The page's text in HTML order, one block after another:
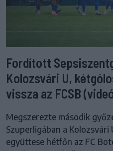
Fordított
Kolozsvári U,
vissza az FCSB
Megszerezte második
Szuperligában a Kolozsvári
együttese hétfőn az FC